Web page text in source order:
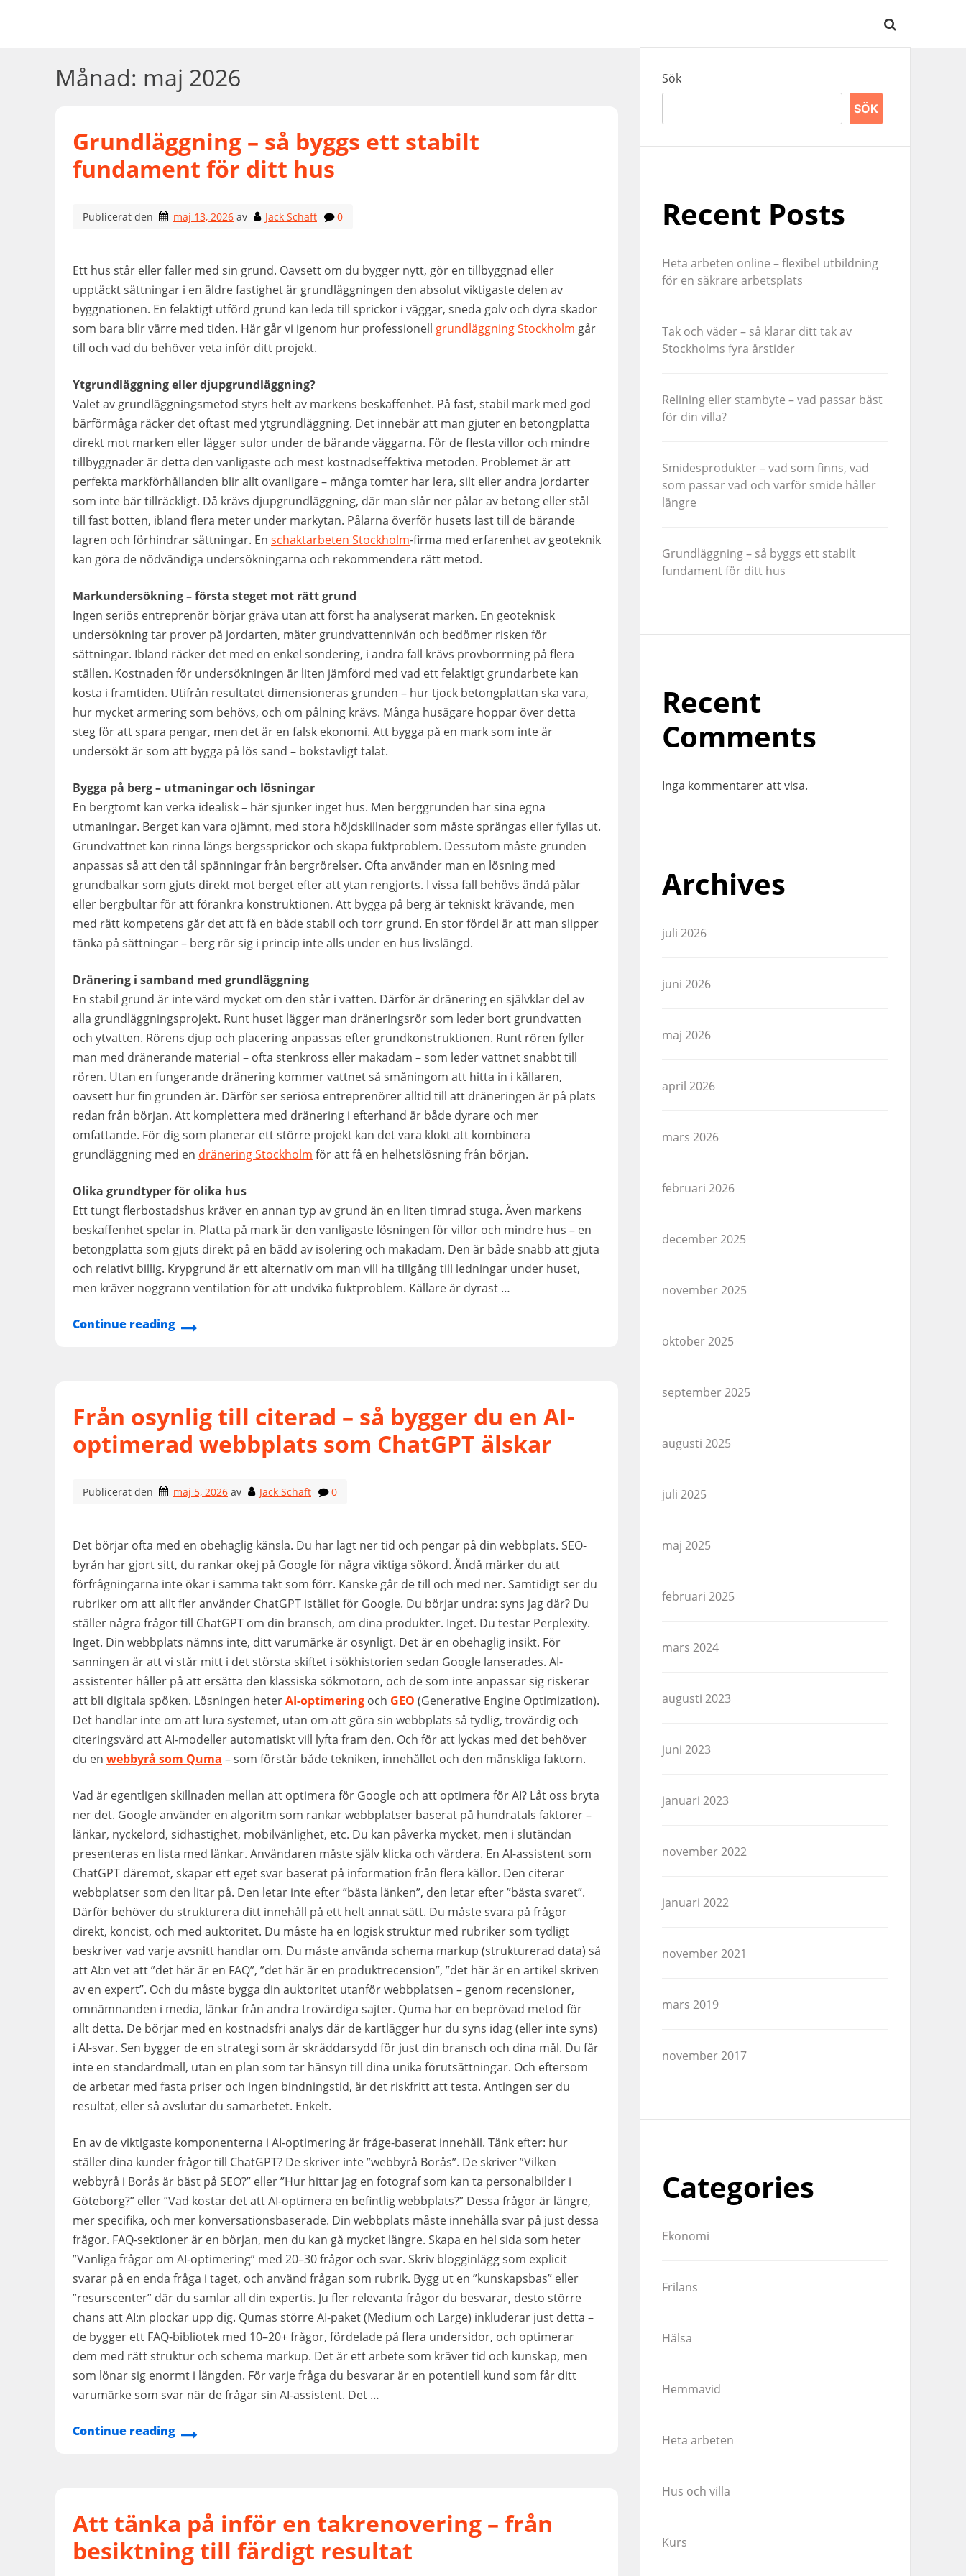
Månad: maj 2026
Grundläggning – så byggs ett stabilt
fundament för ditt hus
Publicerat den maj 13, 2026 av Jack Schaft 0
Ett hus står eller faller med sin grund. Oavsett om du bygger nytt, gör en tillbyggnad eller
upptäckt sättningar i en äldre fastighet är grundläggningen den absolut viktigaste delen av
byggnationen. En felaktigt utförd grund kan leda till sprickor i väggar, sneda golv och dyra skador
som bara blir värre med tiden. Här går vi igenom hur professionell grundläggning Stockholm går
till och vad du behöver veta inför ditt projekt.
Ytgrundläggning eller djupgrundläggning?
Valet av grundläggningsmetod styrs helt av markens beskaffenhet. På fast, stabil mark med god
bärförmåga räcker det oftast med ytgrundläggning. Det innebär att man gjuter en betongplatta
direkt mot marken eller lägger sulor under de bärande väggarna. För de flesta villor och mindre
tillbyggnader är detta den vanligaste och mest kostnadseffektiva metoden. Problemet är att
perfekta markförhållanden blir allt ovanligare – många tomter har lera, silt eller andra jordarter
som inte bär tillräckligt. Då krävs djupgrundläggning, där man slår ner pålar av betong eller stål
till fast botten, ibland flera meter under markytan. Pålarna överför husets last till de bärande
lagren och förhindrar sättningar. En schaktarbeten Stockholm-firma med erfarenhet av geoteknik
kan göra de nödvändiga undersökningarna och rekommendera rätt metod.
Markundersökning – första steget mot rätt grund
Ingen seriös entreprenör börjar gräva utan att först ha analyserat marken. En geoteknisk
undersökning tar prover på jordarten, mäter grundvattennivån och bedömer risken för
sättningar. Ibland räcker det med en enkel sondering, i andra fall krävs provborrning på flera
ställen. Kostnaden för undersökningen är liten jämförd med vad ett felaktigt grundarbete kan
kosta i framtiden. Utifrån resultatet dimensioneras grunden – hur tjock betongplattan ska vara,
hur mycket armering som behövs, och om pålning krävs. Många husägare hoppar över detta
steg för att spara pengar, men det är en falsk ekonomi. Att bygga på en mark som inte är
undersökt är som att bygga på lös sand – bokstavligt talat.
Bygga på berg – utmaningar och lösningar
En bergtomt kan verka idealisk – här sjunker inget hus. Men berggrunden har sina egna
utmaningar. Berget kan vara ojämnt, med stora höjdskillnader som måste sprängas eller fyllas ut.
Grundvattnet kan rinna längs bergssprickor och skapa fuktproblem. Dessutom måste grunden
anpassas så att den tål spänningar från bergrörelser. Ofta använder man en lösning med
grundbalkar som gjuts direkt mot berget efter att ytan rengjorts. I vissa fall behövs ändå pålar
eller bergbultar för att förankra konstruktionen. Att bygga på berg är tekniskt krävande, men
med rätt kompetens går det att få en både stabil och torr grund. En stor fördel är att man slipper
tänka på sättningar – berg rör sig i princip inte alls under en hus livslängd.
Dränering i samband med grundläggning
En stabil grund är inte värd mycket om den står i vatten. Därför är dränering en självklar del av
alla grundläggningsprojekt. Runt huset lägger man dräneringsrör som leder bort grundvatten
och ytvatten. Rörens djup och placering anpassas efter grundkonstruktionen. Runt rören fyller
man med dränerande material – ofta stenkross eller makadam – som leder vattnet snabbt till
rören. Utan en fungerande dränering kommer vattnet så småningom att hitta in i källaren,
oavsett hur fin grunden är. Därför ser seriösa entreprenörer alltid till att dräneringen är på plats
redan från början. Att komplettera med dränering i efterhand är både dyrare och mer
omfattande. För dig som planerar ett större projekt kan det vara klokt att kombinera
grundläggning med en dränering Stockholm för att få en helhetslösning från början.
Olika grundtyper för olika hus
Ett tungt flerbostadshus kräver en annan typ av grund än en liten timrad stuga. Även markens
beskaffenhet spelar in. Platta på mark är den vanligaste lösningen för villor och mindre hus – en
betongplatta som gjuts direkt på en bädd av isolering och makadam. Den är både snabb att gjuta
och relativt billig. Krypgrund är ett alternativ om man vill ha tillgång till ledningar under huset,
men kräver noggrann ventilation för att undvika fuktproblem. Källare är dyrast …
Continue reading
Från osynlig till citerad – så bygger du en AI-
optimerad webbplats som ChatGPT älskar
Publicerat den maj 5, 2026 av Jack Schaft 0
Det börjar ofta med en obehaglig känsla. Du har lagt ner tid och pengar på din webbplats. SEO-
byrån har gjort sitt, du rankar okej på Google för några viktiga sökord. Ändå märker du att
förfrågningarna inte ökar i samma takt som förr. Kanske går de till och med ner. Samtidigt ser du
rubriker om att allt fler använder ChatGPT istället för Google. Du börjar undra: syns jag där? Du
ställer några frågor till ChatGPT om din bransch, om dina produkter. Inget. Du testar Perplexity.
Inget. Din webbplats nämns inte, ditt varumärke är osynligt. Det är en obehaglig insikt. För
sanningen är att vi står mitt i det största skiftet i sökhistorien sedan Google lanserades. AI-
assistenter håller på att ersätta den klassiska sökmotorn, och de som inte anpassar sig riskerar
att bli digitala spöken. Lösningen heterAI-optimering och GEO (Generative Engine Optimization).
Det handlar inte om att lura systemet, utan om att göra sin webbplats så tydlig, trovärdig och
citeringsvärd att AI-modeller automatiskt vill lyfta fram den. Och för att lyckas med det behöver
du en webbyrå som Quma – som förstår både tekniken, innehållet och den mänskliga faktorn.
Vad är egentligen skillnaden mellan att optimera för Google och att optimera för AI? Låt oss bryta
ner det. Google använder en algoritm som rankar webbplatser baserat på hundratals faktorer –
länkar, nyckelord, sidhastighet, mobilvänlighet, etc. Du kan påverka mycket, men i slutändan
presenteras en lista med länkar. Användaren måste själv klicka och värdera. En AI-assistent som
ChatGPT däremot, skapar ett eget svar baserat på information från flera källor. Den citerar
webbplatser som den litar på. Den letar inte efter ”bästa länken”, den letar efter ”bästa svaret”.
Därför behöver du strukturera ditt innehåll på ett helt annat sätt. Du måste svara på frågor
direkt, koncist, och med auktoritet. Du måste ha en logisk struktur med rubriker som tydligt
beskriver vad varje avsnitt handlar om. Du måste använda schema markup (strukturerad data) så
att AI:n vet att ”det här är en FAQ”, ”det här är en produktrecension”, ”det här är en artikel skriven
av en expert”. Och du måste bygga din auktoritet utanför webbplatsen – genom recensioner,
omnämnanden i media, länkar från andra trovärdiga sajter. Quma har en beprövad metod för
allt detta. De börjar med en kostnadsfri analys där de kartlägger hur du syns idag (eller inte syns)
i AI-svar. Sen bygger de en strategi som är skräddarsydd för just din bransch och dina mål. Du får
inte en standardmall, utan en plan som tar hänsyn till dina unika förutsättningar. Och eftersom
de arbetar med fasta priser och ingen bindningstid, är det riskfritt att testa. Antingen ser du
resultat, eller så avslutar du samarbetet. Enkelt.
En av de viktigaste komponenterna i AI-optimering är fråge-baserat innehåll. Tänk efter: hur
ställer dina kunder frågor till ChatGPT? De skriver inte ”webbyrå Borås”. De skriver ”Vilken
webbyrå i Borås är bäst på SEO?” eller ”Hur hittar jag en fotograf som kan ta personalbilder i
Göteborg?” eller ”Vad kostar det att AI-optimera en befintlig webbplats?” Dessa frågor är längre,
mer specifika, och mer konversationsbaserade. Din webbplats måste innehålla svar på just dessa
frågor. FAQ-sektioner är en början, men du kan gå mycket längre. Skapa en hel sida som heter
”Vanliga frågor om AI-optimering” med 20–30 frågor och svar. Skriv blogginlägg som explicit
svarar på en enda fråga i taget, och använd frågan som rubrik. Bygg ut en ”kunskapsbas” eller
”resurscenter” där du samlar all din expertis. Ju fler relevanta frågor du besvarar, desto större
chans att AI:n plockar upp dig. Qumas större AI-paket (Medium och Large) inkluderar just detta –
de bygger ett FAQ-bibliotek med 10–20+ frågor, fördelade på flera undersidor, och optimerar
dem med rätt struktur och schema markup. Det är ett arbete som kräver tid och kunskap, men
som lönar sig enormt i längden. För varje fråga du besvarar är en potentiell kund som får ditt
varumärke som svar när de frågar sin AI-assistent. Det …
Continue reading
Att tänka på inför en takrenovering – från
besiktning till färdigt resultat
Sök
SÖK
Recent Posts
Heta arbeten online – flexibel utbildning
för en säkrare arbetsplats
Tak och väder – så klarar ditt tak av
Stockholms fyra årstider
Relining eller stambyte – vad passar bäst
för din villa?
Smidesprodukter – vad som finns, vad
som passar vad och varför smide håller
längre
Grundläggning – så byggs ett stabilt
fundament för ditt hus
Recent
Comments
Inga kommentarer att visa.
Archives
juli 2026
juni 2026
maj 2026
april 2026
mars 2026
februari 2026
december 2025
november 2025
oktober 2025
september 2025
augusti 2025
juli 2025
maj 2025
februari 2025
mars 2024
augusti 2023
juni 2023
januari 2023
november 2022
januari 2022
november 2021
mars 2019
november 2017
Categories
Ekonomi
Frilans
Hälsa
Hemmavid
Heta arbeten
Hus och villa
Kurs